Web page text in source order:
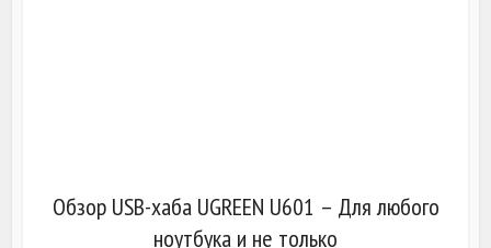
Обзор USB-хаба UGREEN U601 – Для любого
ноутбука и не только